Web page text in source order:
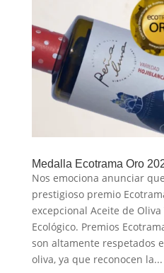
Medalla Ecotrama Oro
Nos emociona anunciar
prestigioso premio
excepcional Aceite de
Ecológico. Premios
son altamente respetados
oliva, ya que reconocen la...